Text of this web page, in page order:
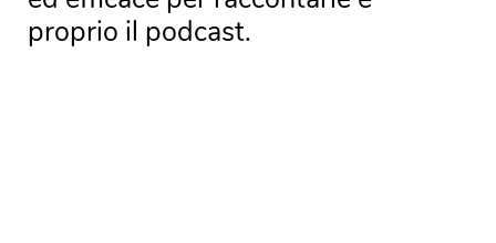
proprio il podcast.